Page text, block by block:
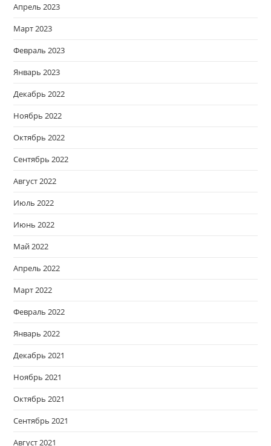
Апрель 2023
Март 2023
Февраль 2023
Январь 2023
Декабрь 2022
Ноябрь 2022
Октябрь 2022
Сентябрь 2022
Август 2022
Июль 2022
Июнь 2022
Май 2022
Апрель 2022
Март 2022
Февраль 2022
Январь 2022
Декабрь 2021
Ноябрь 2021
Октябрь 2021
Сентябрь 2021
Август 2021